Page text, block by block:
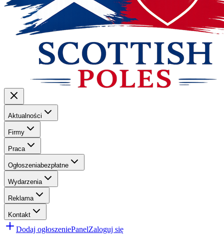
Aktualności
Firmy
Praca
Ogłoszeniabezpłatne
Wydarzenia
Reklama
Kontakt
Dodaj ogłoszeniePanelZaloguj się